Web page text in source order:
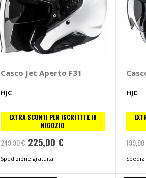
Casco Jet Aperto F31
HJC
EXTRA SCONTI PER ISCRITTI E IN
NEGOZIO
249,90 € 225,00 €
Spedizione gratuita!
HJC